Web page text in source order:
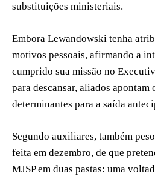
substituições ministeriais.
Embora Lewandowski tenha
motivos pessoais, afirmando a
cumprido sua missão no
para descansar, aliados apontam
determinantes para a saída
Segundo auxiliares, também
feita em dezembro, de que
MJSP em duas pastas: uma